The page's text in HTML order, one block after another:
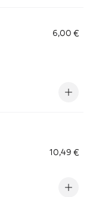
6,00 €
10,49 €